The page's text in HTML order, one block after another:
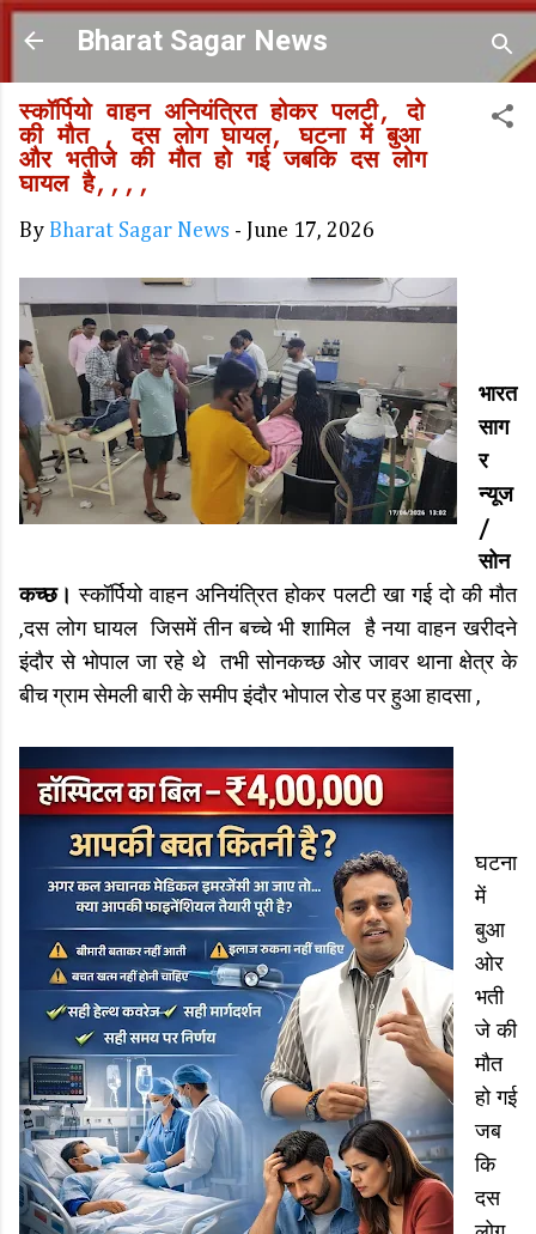
Skip to main content
Bharat Sagar News
स्कॉर्पियो वाहन अनियंत्रित होकर पलटी, दो
की मौत , दस लोग घायल, घटना में बुआ
और भतीजे की मौत हो गई जबकि दस लोग
घायल है,,,,
By Bharat Sagar News - June 17, 2026
भारत
साग
र
न्यूज
/
सोन
कच्छ।स्कॉर्पियो वाहन अनियंत्रित होकर पलटी खा गई दो की मौत
,दस लोग घायल जिसमें तीन बच्चे भी शामिल है नया वाहन खरीदने
इंदौर से भोपाल जा रहे थे तभी सोनकच्छ ओर जावर थाना क्षेत्र के
बीच ग्राम सेमली बारी के समीप इंदौर भोपाल रोड पर हुआ हादसा ,
घटना
में
बुआ
ओर
भती
जे की
मौत
हो गई
जब
कि
दस